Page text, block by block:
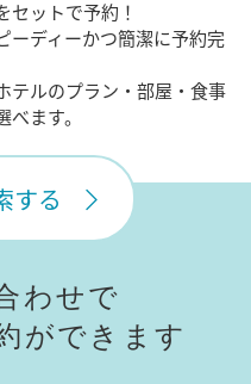
セットで予約！
ーディーかつ簡潔に予約完
テルのプラン・部屋・食事
ます。
する
わせで
ができます